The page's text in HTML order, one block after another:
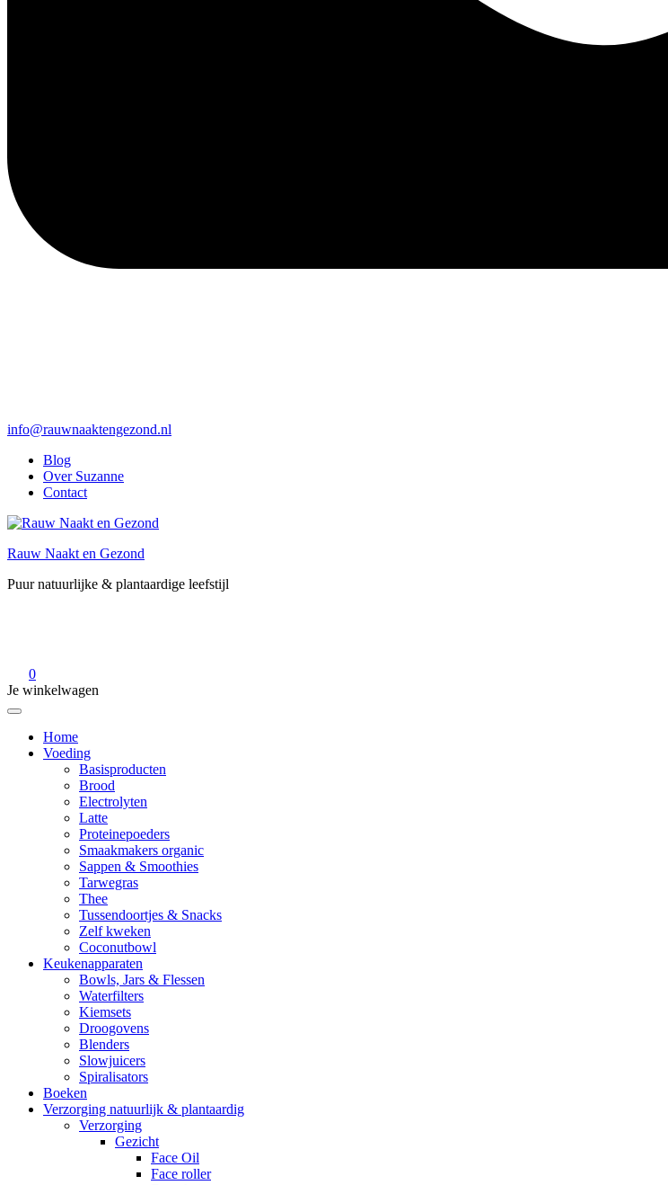
info@rauwnaaktengezond.nl
Blog
Over Suzanne
Contact
Rauw Naakt en Gezond
Puur natuurlijke & plantaardige leefstijl
0
Je winkelwagen
Home
Voeding
Basisproducten
Brood
Electrolyten
Latte
Proteinepoeders
Smaakmakers organic
Sappen & Smoothies
Tarwegras
Thee
Tussendoortjes & Snacks
Zelf kweken
Coconutbowl
Keukenapparaten
Bowls, Jars & Flessen
Waterfilters
Kiemsets
Droogovens
Blenders
Slowjuicers
Spiralisators
Boeken
Verzorging natuurlijk & plantaardig
Verzorging
Gezicht
Face Oil
Face roller